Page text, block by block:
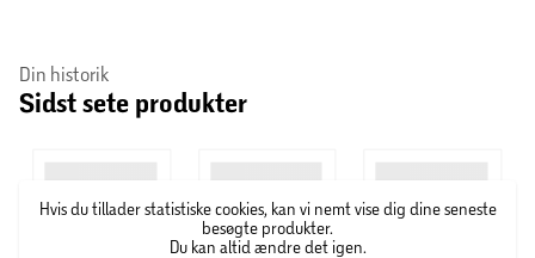
kraftige og i 100% aluminium, så funktion og levetid
bevares i mange år.
Din historik
Sidst sete produkter
Hvis du tillader statistiske cookies, kan vi nemt vise dig dine seneste
besøgte produkter.
Du kan altid ændre det igen.